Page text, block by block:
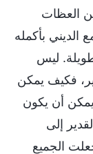
العظات
بأكمله
ليس
فكيف يمكن
أن يكون
إلى
الجميع